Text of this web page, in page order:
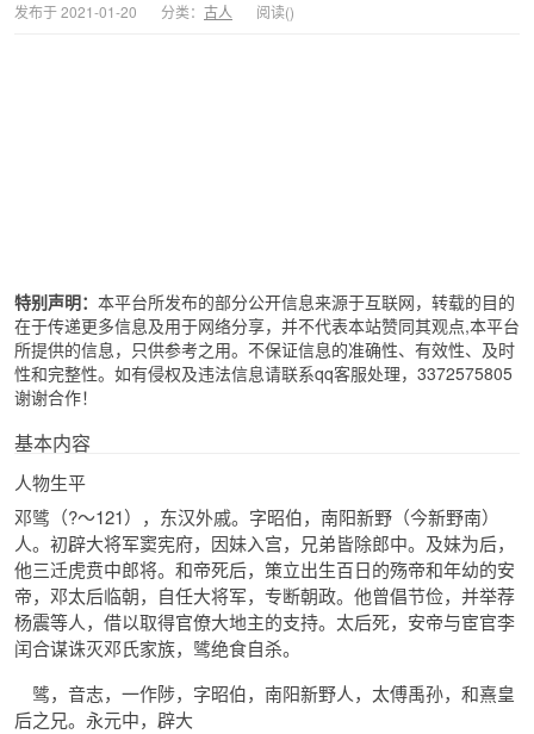
发布于 2021-01-20 分类： 古人 阅读()
特别声明： 本平台所发布的部分公开信息来源于互联网，转载的目的
在于传递更多信息及用于网络分享，并不代表本站赞同其观点,本平台
所提供的信息，只供参考之用。不保证信息的准确性、有效性、及时
性和完整性。如有侵权及违法信息请联系qq客服处理，3372575805
谢谢合作！
基本内容
人物生平
邓骘（?～121），东汉外戚。字昭伯，南阳新野（今新野南）
人。初辟大将军窦宪府，因妹入宫，兄弟皆除郎中。及妹为后，
他三迁虎贲中郎将。和帝死后，策立出生百日的殇帝和年幼的安
帝，邓太后临朝，自任大将军，专断朝政。他曾倡节俭，并举荐
杨震等人，借以取得官僚大地主的支持。太后死，安帝与宦官李
闰合谋诛灭邓氏家族，骘绝食自杀。
骘，音志，一作陟，字昭伯，南阳新野人，太傅禹孙，和熹皇
后之兄。永元中，辟大